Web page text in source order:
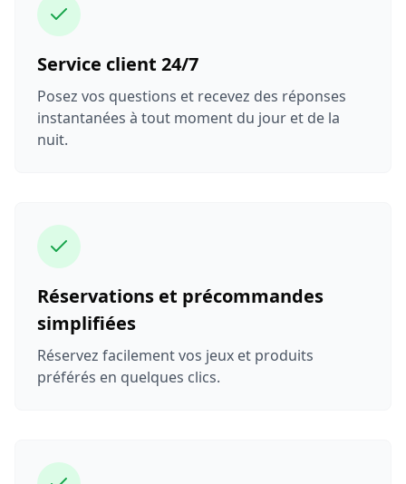
Service client 24/7
Posez vos questions et recevez des réponses
instantanées à tout moment du jour et de la
nuit.
Réservations et précommandes
simplifiées
Réservez facilement vos jeux et produits
préférés en quelques clics.